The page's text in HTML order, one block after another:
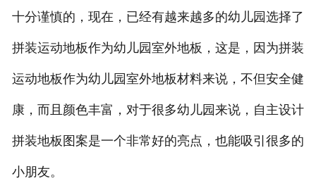
十分谨慎的，现在，已经有越来越多的幼儿园选择了
拼装运动地板作为幼儿园室外地板，这是，因为拼装
运动地板作为幼儿园室外地板材料来说，不但安全健
康，而且颜色丰富，对于很多幼儿园来说，自主设计
拼装地板图案是一个非常好的亮点，也能吸引很多的
小朋友。